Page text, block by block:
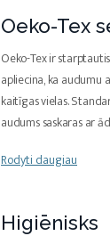
Oeko-Tex
Oeko-Tex ir
apliecina, ka audumu
kaitīgas vielas.
audums saskaras ar
Rodyti daugiau
Higiēnisks